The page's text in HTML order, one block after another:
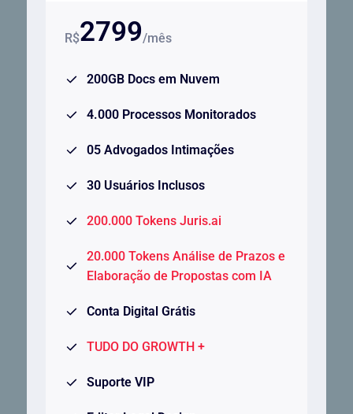
R$2799/mês
200GB Docs em Nuvem
4.000 Processos Monitorados
05 Advogados Intimações
30 Usuários Inclusos
200.000 Tokens Juris.ai
20.000 Tokens Análise de Prazos e
Elaboração de Propostas com IA
Conta Digital Grátis
TUDO DO GROWTH +
Suporte VIP